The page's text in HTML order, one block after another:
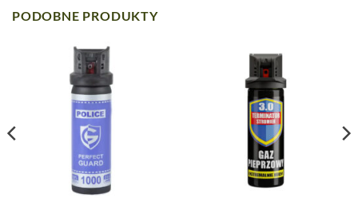
PODOBNE PRODUKTY